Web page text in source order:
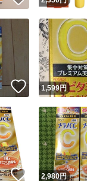
いいね！
1,599円
いいね！
2,980円